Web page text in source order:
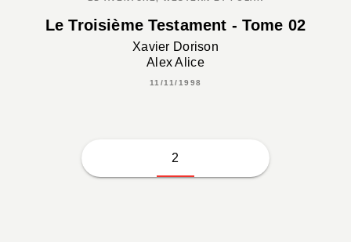
Le Troisième Testament - Tome 02
Xavier Dorison
Alex Alice
11/11/1998
2